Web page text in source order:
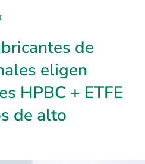
de
eligen
HPBC + ETFE
de alto